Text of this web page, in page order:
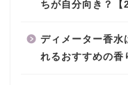
ちが自分向き？【
ディメーター香水
れるおすすめの香